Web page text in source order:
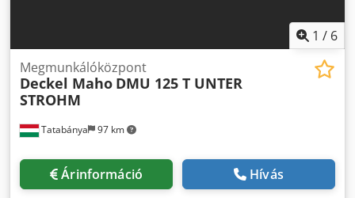
1 / 6
Tatabánya 97 km
Megmunkálóközpont
Deckel Maho DMU 125 T UNTER
STROHM
Árinformáció Hívás